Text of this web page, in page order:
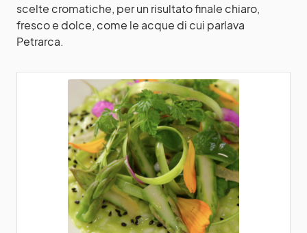
scelte cromatiche, per un risultato finale chiaro,
fresco e dolce, come le acque di cui parlava
Petrarca.